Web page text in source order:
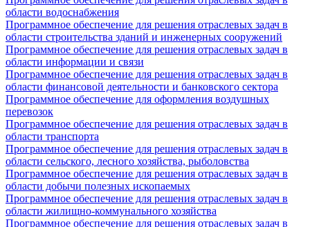
области водоснабжения
Программное обеспечение для решения отраслевых задач в
области строительства зданий и инженерных сооружений
Программное обеспечение для решения отраслевых задач в
области информации и связи
Программное обеспечение для решения отраслевых задач в
области финансовой деятельности и банковского сектора
Программное обеспечение для оформления воздушных
перевозок
Программное обеспечение для решения отраслевых задач в
области транспорта
Программное обеспечение для решения отраслевых задач в
области сельского, лесного хозяйства, рыболовства
Программное обеспечение для решения отраслевых задач в
области добычи полезных ископаемых
Программное обеспечение для решения отраслевых задач в
области жилищно-коммунального хозяйства
Программное обеспечение для решения отраслевых задач в